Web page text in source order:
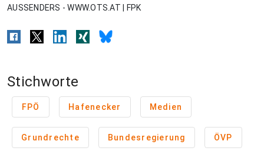
AUSSENDERS - WWW.OTS.AT | FPK
Stichworte
FPÖ Hafenecker Medien
Grundrechte Bundesregierung ÖVP